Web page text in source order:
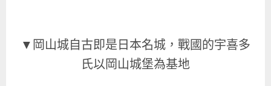
▼岡山城自古即是日本名城，戰國的宇喜多
氏以岡山城堡為基地